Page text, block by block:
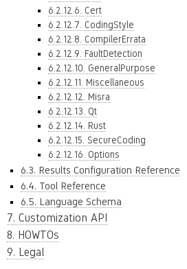
6.2.12.6. Cert
6.2.12.7. CodingStyle
6.2.12.8. CompilerErrata
6.2.12.9. FaultDetection
6.2.12.10. GeneralPurpose
6.2.12.11. Miscellaneous
6.2.12.12. Misra
6.2.12.13. Qt
6.2.12.14. Rust
6.2.12.15. SecureCoding
6.2.12.16. Options
6.3. Results Configuration Reference
6.4. Tool Reference
6.5. Language Schema
7. Customization API
8. HOWTOs
9. Legal